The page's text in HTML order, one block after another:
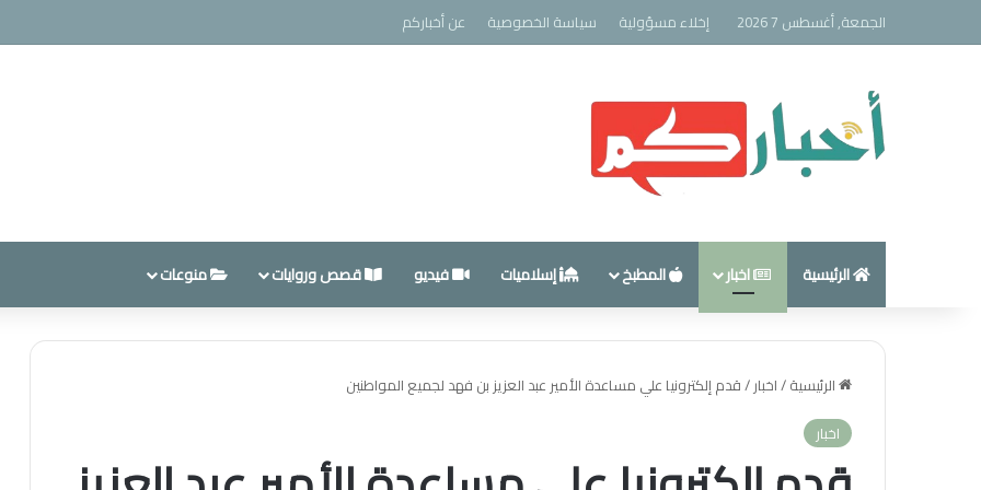
الجمعة, أغسطس 7 2026 إخلاء مسؤولية سياسة الخصوصية عن أخباركم
الرئيسية اخبار المطبخ إسلاميات فيديو قصص وروايات منوعات
الرئيسية/اخبار/قدم إلكترونيا علي مساعدة الأمير عبد العزيز بن فهد لجميع المواطنين
اخبار